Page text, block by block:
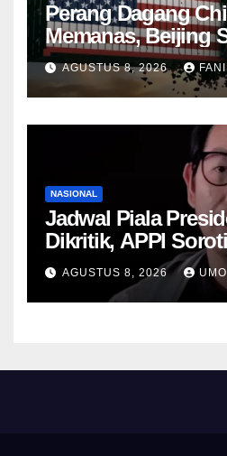
Perang Dagang
Memanas, Beijing
Trump dan
Keamanan
AGUSTUS 8, 2026
NASIONAL
Jadwal Piala
Dikritik, APPI
Pemulihan Pemain
Hari
AGUSTUS 8, 2026